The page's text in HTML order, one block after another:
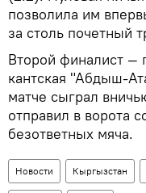
позволила им
за столь почетный
Второй финалист —
кантская "Абдыш-
матче сыграл
отправил в ворота
безответных мяча.
Новости Кыргызстан